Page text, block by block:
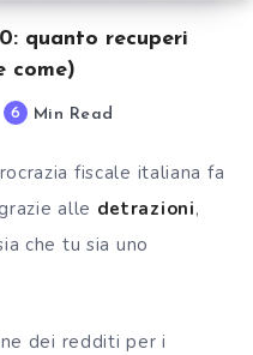
quanto recuperi
come)
6 Min Read
fiscale italiana fa
alle detrazioni,
che tu sia uno
dei redditi per i